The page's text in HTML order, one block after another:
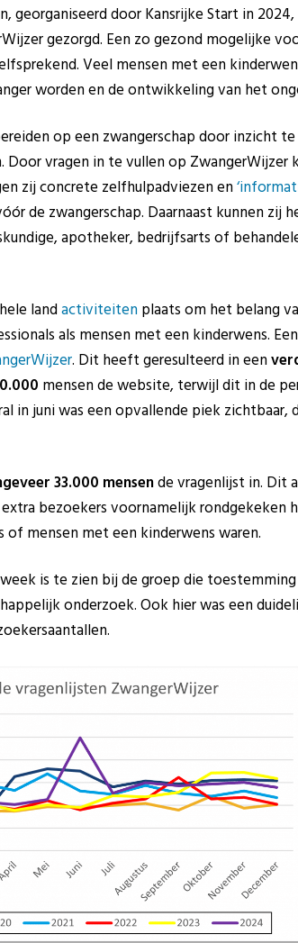
georganiseerd door Kansrijke Start in
gezorgd. Een zo gezond mogelijke
Veel mensen met een
worden en de ontwikkeling van het
op een zwangerschap door inzicht
vragen in te vullen op ZwangerWijzer
zij concrete zelfhulpadviezen en
de zwangerschap. Daarnaast kunnen zij
apotheker, bedrijfsarts of
landactiviteitenplaats om het belang
als mensen met een kinderwens.
. Dit heeft geresulteerd in een
mensen de website, terwijl dit in de
in juni was een opvallende piek zichtbaar,
33.000 mensende vragenlijst in. Dit
bezoekers voornamelijk rondgekeken
mensen met een kinderwens waren.
is te zien bij de groep die
onderzoek. Ook hier was een